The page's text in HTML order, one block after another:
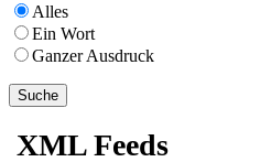
Alles
Ein Wort
Ganzer Ausdruck
XML Feeds